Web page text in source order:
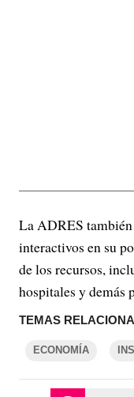
La ADRES
interactivos en su
de los recursos,
hospitales y demás
TEMAS
ECONOMÍA